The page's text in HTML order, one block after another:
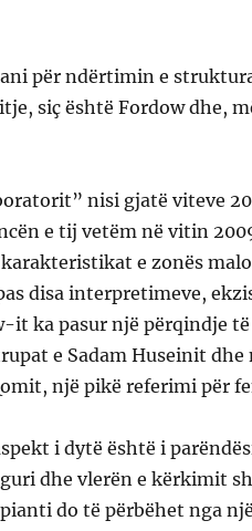
për ndërtimin e
siç është Fordow dhe,
nisi gjatë viteve
e tij vetëm në vitin
e zonës
disa interpretimeve,
it ka pasur një përqindje
e Sadam Huseinit
një pikë referimi për
i dytë është i
dhe vlerën e kërkimit
do të përbëhet nga